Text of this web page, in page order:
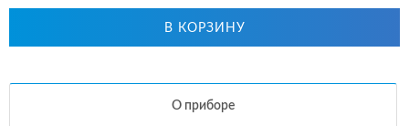
В КОРЗИНУ